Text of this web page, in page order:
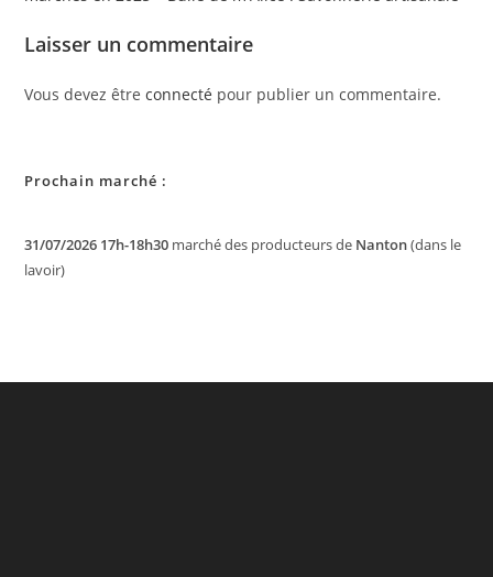
Laisser un commentaire
Vous devez êtreconnecté pour publier un commentaire.
Prochain marché :
31/07/2026 17h-18h30 marché des producteurs de Nanton(dans le
lavoir)